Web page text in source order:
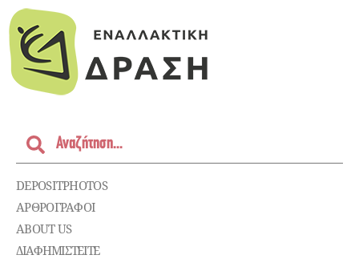
DEPOSITPHOTOS
ΑΡΘΡΟΓΡΑΦΟΙ
ABOUT US
ΔΙΑΦΗΜΙΣΤΕΊΤΕ